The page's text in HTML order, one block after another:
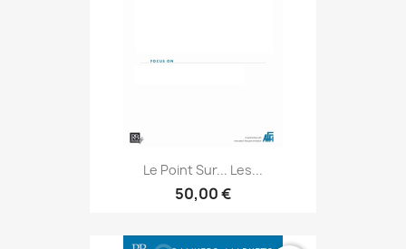
Le Point Sur... Les...
50,00 €